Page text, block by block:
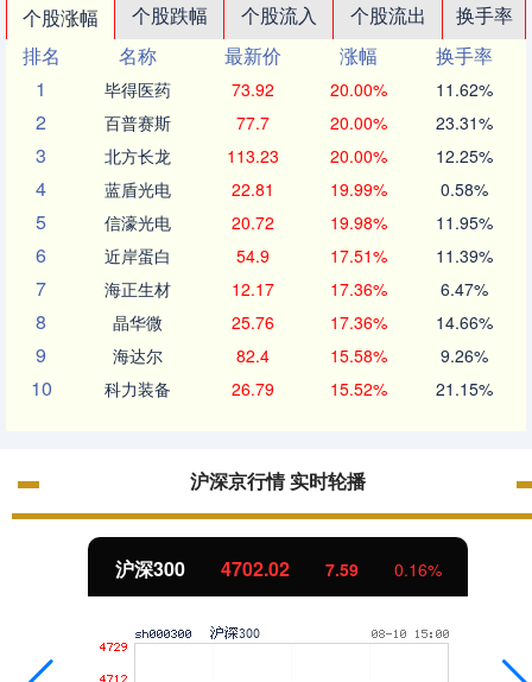
个股涨幅 个股跌幅 个股流入 个股流出
换手率
排名
名称 最新价 涨幅
换手率
1
毕得医药 73.92 20.00% 11.62%
2 百普赛斯 77.7 20.00% 23.31%
3 北方长龙 113.23 20.00% 12.25%
4 蓝盾光电 22.81 19.99% 0.58%
5 信濠光电 20.72 19.98% 11.95%
6 近岸蛋白 54.9 17.51% 11.39%
7 海正生材 12.17 17.36% 6.47%
8 晶华微 25.76 17.36% 14.66%
9 海达尔 82.4 15.58% 9.26%
10 科力装备 26.79 15.52% 21.15%
沪深京行情 实时轮播
沪深300 4702.02 7.59 0.16%